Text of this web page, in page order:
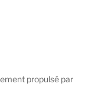
propulsé par